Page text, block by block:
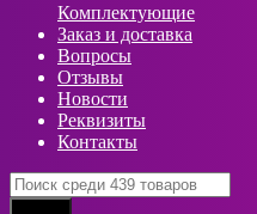
Комплектующие
Заказ и доставка
Вопросы
Отзывы
Новости
Реквизиты
Контакты